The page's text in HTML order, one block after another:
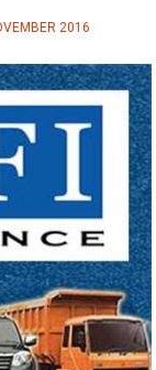
2016